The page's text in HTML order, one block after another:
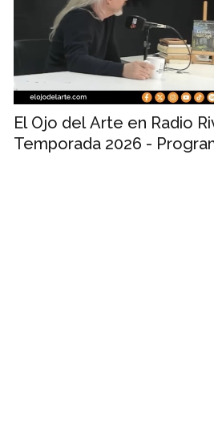
El Ojo del Arte en Radio
Temporada 2026 -